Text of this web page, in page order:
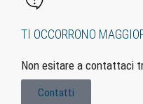
TI OCCORRONO
Non esitare a contattaci
Contatti